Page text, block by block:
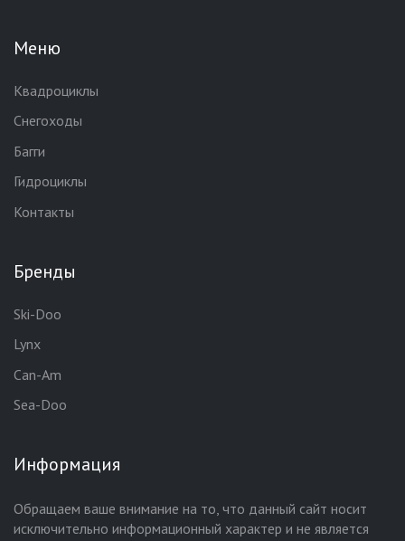
Меню
Квадроциклы
Снегоходы
Багги
Гидроциклы
Контакты
Бренды
Ski-Doo
Lynx
Can-Am
Sea-Doo
Информация
Обращаем ваше внимание на то, что данный сайт носит
исключительно информационный характер и не является